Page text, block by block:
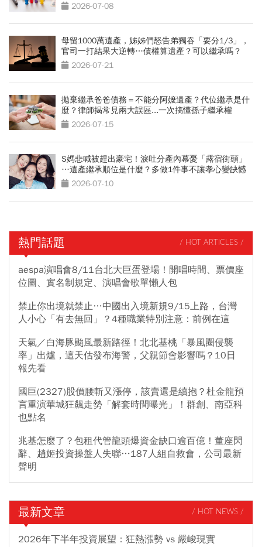
2026-07-08
母留1000萬遺產，姊姊們怒告弟獨吞「要分1/3」，
官司一打結果大逆轉…債權算遺產？可以繼承嗎？
2026-07-21
拋棄繼承爸爸債務＝不能分阿嬤遺產？代位繼承是什
麼？律師揭常見兩大誤區...一次搞懂孫子繼承權
2026-07-15
S媽悲喊被趕出豪宅！淚吐分產內幕憂「露宿街頭」
…遺產繼承順位是什麼？多做1件事不讓孝心變缺憾
2026-07-10
熱門話題 / HOT ARTICLES /
aespa演唱會8/11台北大巨蛋登場！開唱時間、票價座
位圖、實名制規定、演唱會歌單懶人包
禁止你出境就禁止…中國出入境新規9/15上路，台灣
人小心「有去無回」？4種職業特別注意：前例在這
天氣／白海豚颱風最新路徑！北北基桃「暴風圈侵襲
率」出爐，這天估發布海警，父親節會影響嗎？10日
報先看
國巨(2327)股價腰斬又漲停，該賣還是續抱？杜金龍預
言重演華城狂飆走勢「解套時間曝光」！群創、南亞科
也點名
兆基怎麼了？包租代管龍頭爆資金缺口逾百億！董座閃
辭、趙姬投資操盤人失聯…187人組自救會，公司最新
聲明
最新文章 / HOT NEWS /
2026年下半年投資展望：狂熱漲勢 vs 嚴峻現實